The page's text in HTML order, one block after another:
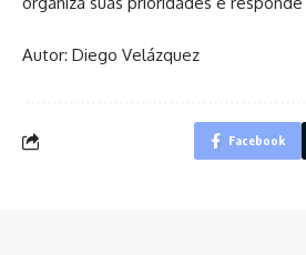
Autor: Diego Velázquez
Facebook